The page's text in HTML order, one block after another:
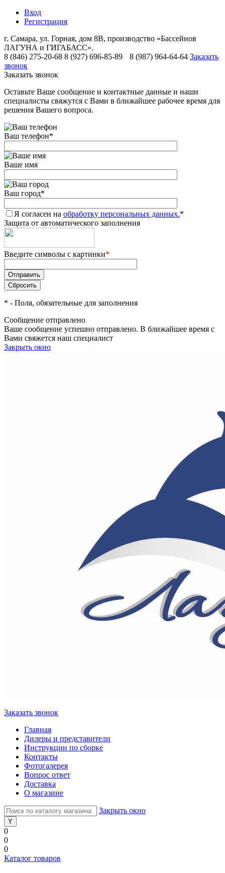
Вход
Регистрация
г. Самара, ул. Горная, дом 8В, производство «Бассейнов
ЛАГУНА и ГИГАБАСС».
8 (846) 275-20-68 8 (927) 696-85-89 8 (987) 964-64-64 Заказать
звонок
Заказать звонок
Оставьте Ваше сообщение и контактные данные и наши
специалисты свяжутся с Вами в ближайшее рабочее время для
решения Вашего вопроса.
Ваш телефон*
Ваше имя
Ваш город*
Я согласен на обработку персональных данных.*
Защита от автоматического заполнения
Введите символы с картинки*
* - Поля, обязательные для заполнения
Сообщение отправлено
Ваше сообщение успешно отправлено. В ближайшее время с
Вами свяжется наш специалист
Закрыть окно
Заказать звонок
Главная
Дилеры и представители
Инструкции по сборке
Контакты
Фотогалерея
Вопрос ответ
Доставка
О магазине
Закрыть окно
0
0
0
Каталог товаров